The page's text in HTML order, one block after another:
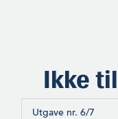
Ikke
Utgave nr. 6/7